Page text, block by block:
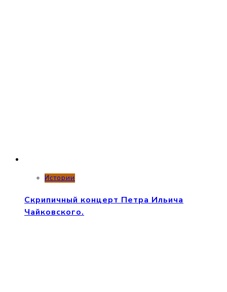
Истории
Скрипичный концерт Петра Ильича
Чайковского.